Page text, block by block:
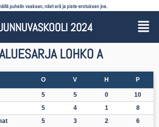
puhelin vaakaan, näet erä ja piste-erotuksen jne.
2024
LOHKO A
O V H P
5 5 0
10
5 4 1
8
5 3 2
6